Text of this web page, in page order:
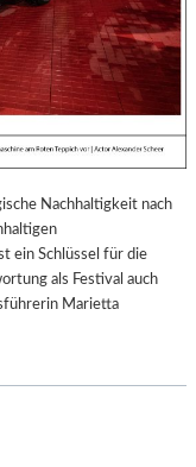
Nachhaltigkeit nach
ein Schlüssel für die
als Festival auch
Marietta